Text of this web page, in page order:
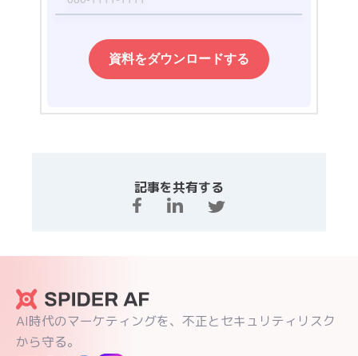
記事を共有する
AI時代のマーケティングを、不正とセキュリティリスク
から守る。